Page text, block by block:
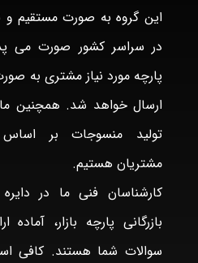
این گروه به صورت مستقیم و
در سراسر کشور صورت می
پارچه مورد نیاز مشتری به
ارسال خواهد شد. همچنین
تولید منسوجات بر
مشتریان هستیم.
کارشناسان فنی ما در
بازرگانی پارچه بازار،
سوالات شما هستند. کافی